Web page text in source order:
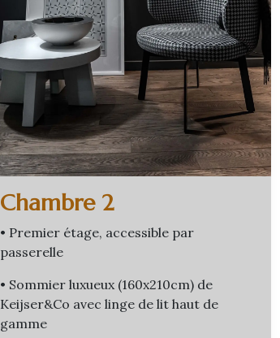
Chambre 2
• Premier étage, accessible par
passerelle
• Sommier luxueux (160x210cm) de
Keijser&Co avec linge de lit haut de
gamme